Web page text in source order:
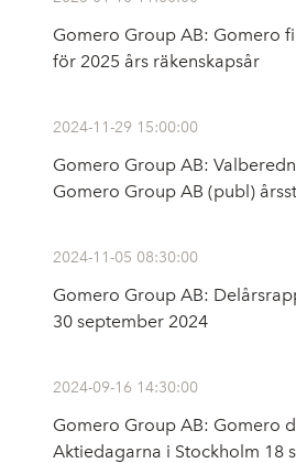
Gomero Group AB: Gomero
för 2025 års räkenskapsår
2024-11-29 15:00:00
Gomero Group AB:
Gomero Group AB (publ)
2024-11-05 08:30:00
Gomero Group AB:
30 september 2024
2024-09-16 14:30:00
Gomero Group AB: Gomero
Aktiedagarna i Stockholm 18